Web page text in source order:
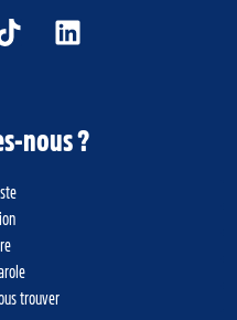
nous ?
trouver